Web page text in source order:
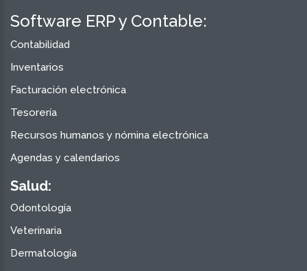
Software ERP y Contable:
Contabilidad
Inventarios
Facturación electrónica
Tesorería
Recursos humanos y nómina electrónica
Agendas y calendarios
Salud:
Odontología
Veterinaria
Dermatología